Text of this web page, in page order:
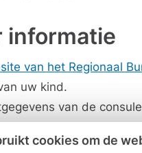
cookies om de
informatie
van het Regionaal
uw kind.
van de